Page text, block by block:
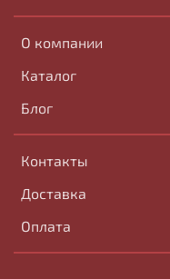
О компании
Каталог
Блог
Контакты
Доставка
Оплата